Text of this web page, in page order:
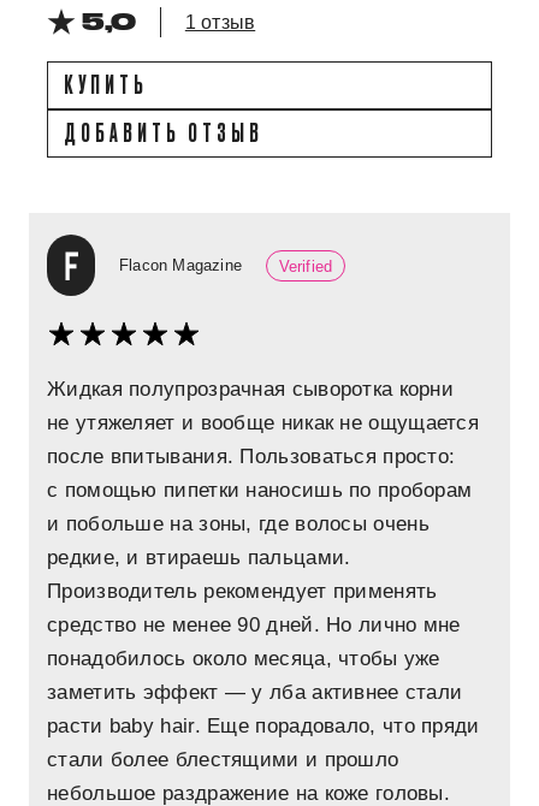
5,0
1 отзыв
КУПИТЬ
ДОБАВИТЬ ОТЗЫВ
Flacon Magazine Verified
Жидкая полупрозрачная сыворотка корни
не утяжеляет и вообще никак не ощущается
после впитывания. Пользоваться просто:
с помощью пипетки наносишь по проборам
и побольше на зоны, где волосы очень
редкие, и втираешь пальцами.
Производитель рекомендует применять
средство не менее 90 дней. Но лично мне
понадобилось около месяца, чтобы уже
заметить эффект — у лба активнее стали
расти baby hair. Еще порадовало, что пряди
стали более блестящими и прошло
небольшое раздражение на коже головы.